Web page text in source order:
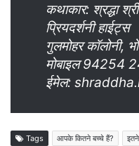
कथाकार: श्रद्धा
प्रियदर्शनी हाईट्स
गुलमोहर कॉलोनी,
मोबाइल 94254
ईमेल:
Tags आपके कितने बच्चे हैं?